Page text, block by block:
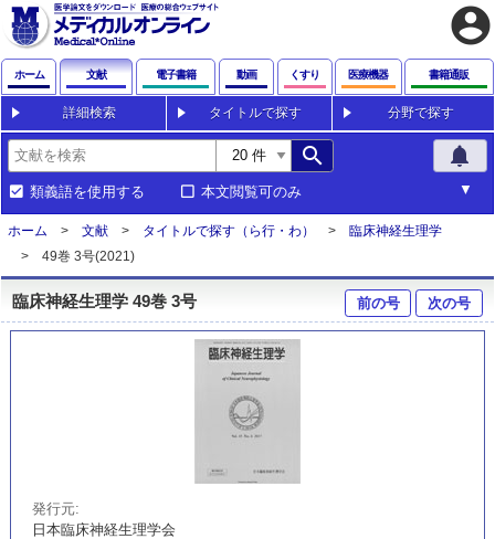
account_circle
ホーム 文献 電子書籍 動画 くすり 医療機器 書籍通販
詳細検索 タイトルで探す 分野で探す
search notifications
類義語を使用する 本文閲覧可のみ
ホーム 文献 タイトルで探す（ら行・わ）
臨床神経生理学
49巻 3号(2021)
臨床神経生理学 49巻 3号 前の号 次の号
発行元
日本臨床神経生理学会